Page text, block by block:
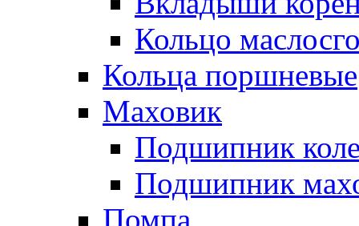
Кольцо
Кольца поршневые
Маховик
Подшипник
Подшипник